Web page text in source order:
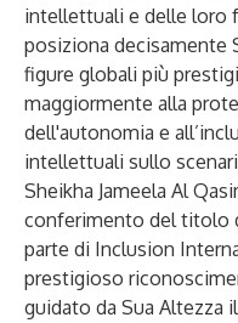
intellettuali e delle loro
posiziona decisamente
figure globali più
maggiormente alla
dell'autonomia e
intellettuali sullo
Sheikha Jameela Al
conferimento del titolo
parte di Inclusion
prestigioso
guidato da Sua Altezza